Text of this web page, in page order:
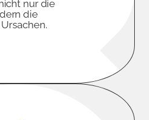
nur die
die